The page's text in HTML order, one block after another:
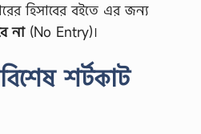
হিসাবের বইতে এর জন্য
না(No Entry)।
শর্টকাট